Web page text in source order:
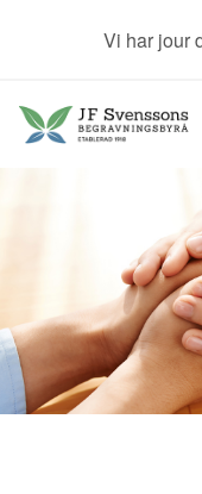
Vi har jour